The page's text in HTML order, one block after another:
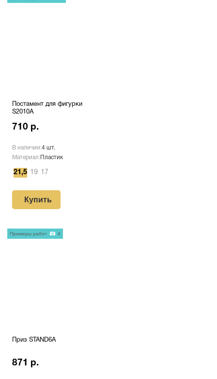
Постамент для фигурки
S2010A
710 р.
В наличии:4 шт.
Материал: Пластик
21,5 19 17
Купить
Приз STAND6A
871 р.
Примеры работ 4